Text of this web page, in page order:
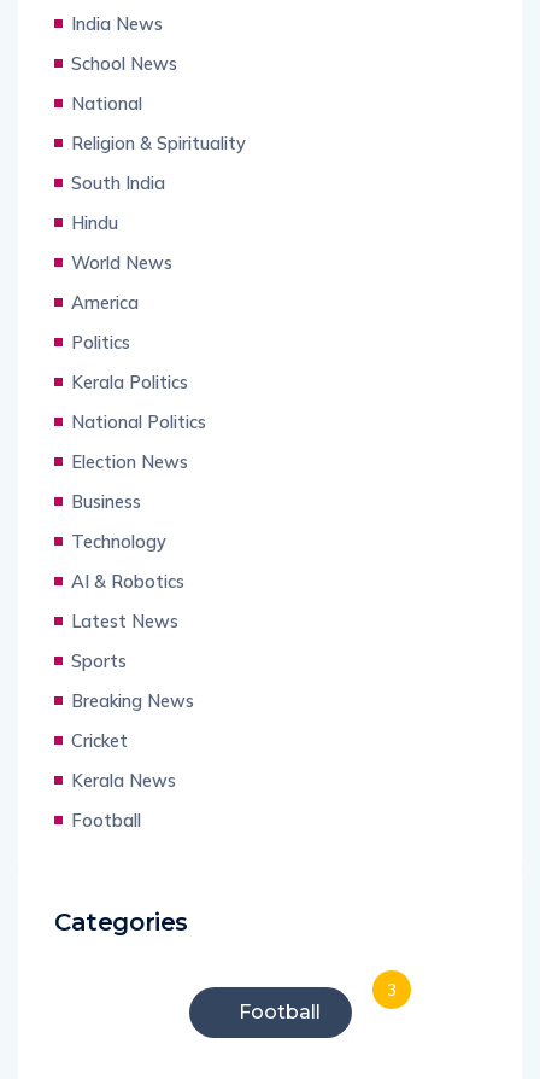
India News
School News
National
Religion & Spirituality
South India
Hindu
World News
America
Politics
Kerala Politics
National Politics
Election News
Business
Technology
AI & Robotics
Latest News
Sports
Breaking News
Cricket
Kerala News
Football
Categories
Football
3